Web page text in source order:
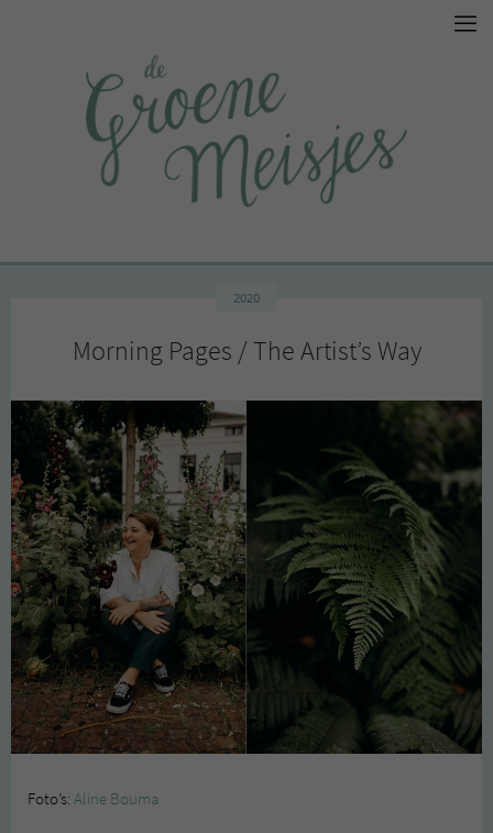
2020
Morning Pages / The Artist’s Way
Foto’s: Aline Bouma